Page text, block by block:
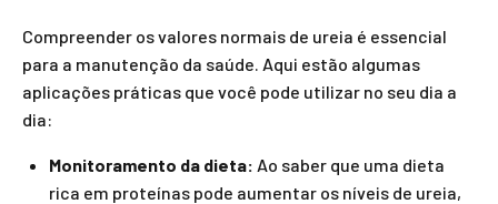
Compreender os valores normais de ureia é essencial
para a manutenção da saúde. Aqui estão algumas
aplicações práticas que você pode utilizar no seu dia a
dia:
Monitoramento da dieta: Ao saber que uma dieta
rica em proteínas pode aumentar os níveis de ureia,